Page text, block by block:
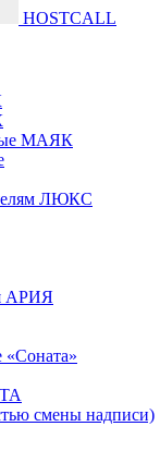
HOSTCALL
МАЯК
ЛЮКС
АРИЯ
«Соната»
смены надписи)